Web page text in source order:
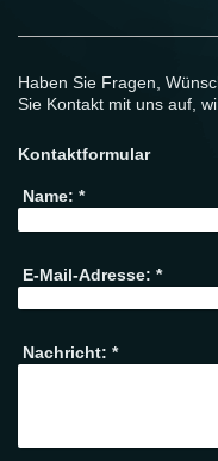
Haben Sie Fragen,
Sie Kontakt mit uns auf,
Kontaktformular
Name: *
E-Mail-Adresse: *
Nachricht: *